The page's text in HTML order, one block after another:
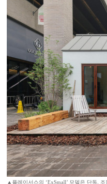
▲플레이서스의 ‘ExSmall’ 모델은 단독,